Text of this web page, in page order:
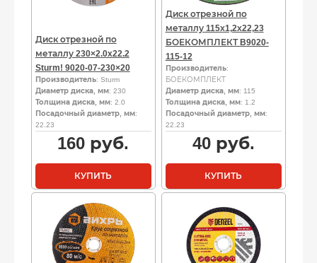
Диск отрезной по
металлу 230×2.0x22.2
Sturm! 9020-07-230×20
Производитель: Sturm
Диаметр диска, мм: 230
Толщина диска, мм: 2.0
Посадочный диаметр, мм:
22.23
160 руб.
КУПИТЬ
Диск отрезной по
металлу 115х1,2х22,23
БОЕКОМПЛЕКТ B9020-
115-12
Производитель:
БОЕКОМПЛЕКТ
Диаметр диска, мм: 115
Толщина диска, мм: 1.2
Посадочный диаметр, мм:
22.23
40руб.
КУПИТЬ